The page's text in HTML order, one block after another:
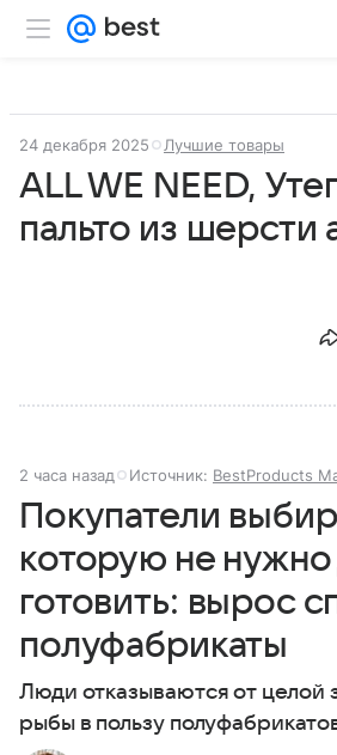
24 декабря 2025 Лучшие товары
ALL WE NEED,
пальто из шерсти
2 часа назад Источник: BestProducts
Покупатели
которую не нужно
готовить: вырос
полуфабрикаты
Люди отказываются от целой
рыбы в пользу